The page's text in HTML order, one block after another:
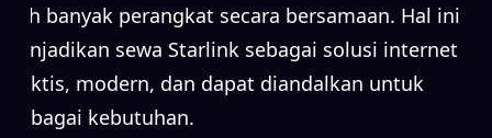
oleh banyak perangkat secara bersamaan. Hal ini
menjadikan sewa Starlink sebagai solusi internet
praktis, modern, dan dapat diandalkan untuk
berbagai kebutuhan.